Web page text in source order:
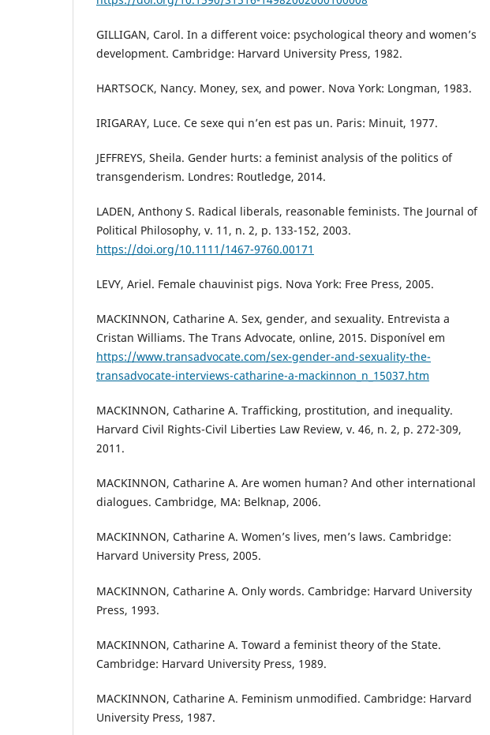
GILLIGAN, Carol. In a different voice: psychological theory and women’s
development. Cambridge: Harvard University Press, 1982.
HARTSOCK, Nancy. Money, sex, and power. Nova York: Longman, 1983.
IRIGARAY, Luce. Ce sexe qui n’en est pas un. Paris: Minuit, 1977.
JEFFREYS, Sheila. Gender hurts: a feminist analysis of the politics of
transgenderism. Londres: Routledge, 2014.
LADEN, Anthony S. Radical liberals, reasonable feminists. The Journal of
Political Philosophy, v. 11, n. 2, p. 133-152, 2003.
https://doi.org/10.1111/1467-9760.00171
LEVY, Ariel. Female chauvinist pigs. Nova York: Free Press, 2005.
MACKINNON, Catharine A. Sex, gender, and sexuality. Entrevista a
Cristan Williams. The Trans Advocate, online, 2015. Disponível em
https://www.transadvocate.com/sex-gender-and-sexuality-the-
transadvocate-interviews-catharine-a-mackinnon_n_15037.htm
MACKINNON, Catharine A. Trafficking, prostitution, and inequality.
Harvard Civil Rights-Civil Liberties Law Review, v. 46, n. 2, p. 272-309,
2011.
MACKINNON, Catharine A. Are women human? And other international
dialogues. Cambridge, MA: Belknap, 2006.
MACKINNON, Catharine A. Women’s lives, men’s laws. Cambridge:
Harvard University Press, 2005.
MACKINNON, Catharine A. Only words. Cambridge: Harvard University
Press, 1993.
MACKINNON, Catharine A. Toward a feminist theory of the State.
Cambridge: Harvard University Press, 1989.
MACKINNON, Catharine A. Feminism unmodified. Cambridge: Harvard
University Press, 1987.